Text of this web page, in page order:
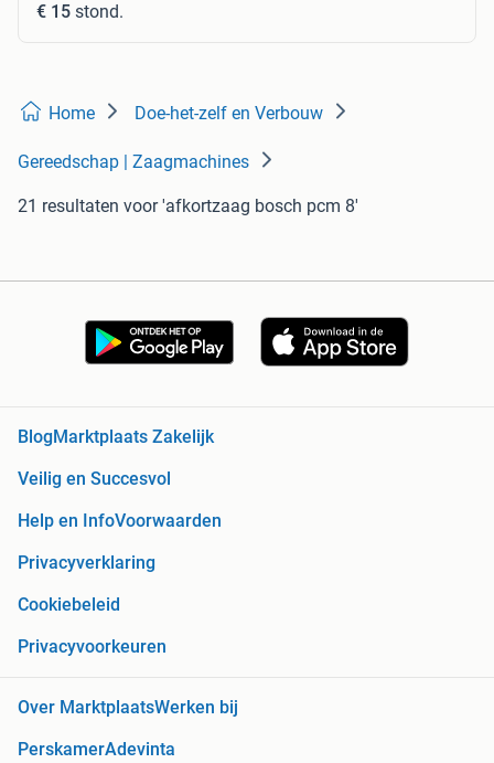
€ 15 stond.
Home Doe-het-zelf en Verbouw
Gereedschap | Zaagmachines
21 resultaten voor 'afkortzaag bosch pcm 8'
Blog Marktplaats Zakelijk
Veilig en Succesvol
Help en InfoVoorwaarden
Privacyverklaring
Cookiebeleid
Privacyvoorkeuren
Over MarktplaatsWerken bij
PerskamerAdevinta